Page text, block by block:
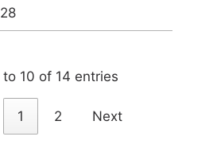
to 10 of 14 entries
1 2 Next